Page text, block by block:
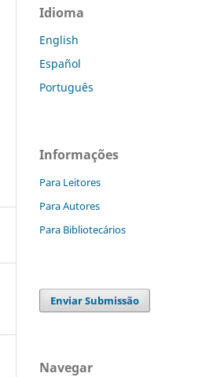
Idioma
English
Español
Português
Informações
Para Leitores
Para Autores
Para Bibliotecários
Enviar Submissão
Navegar